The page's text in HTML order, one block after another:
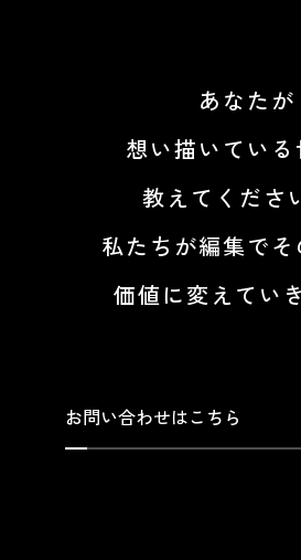
あなたが
想い描いている
教えてくださ
私たちが編集でそ
価値に変えてい
お問い合わせはこちら